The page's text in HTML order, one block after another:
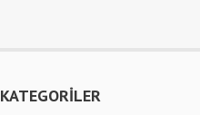
KATEGORİLER